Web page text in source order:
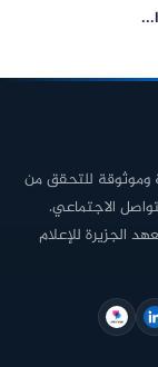
للتحقق من
الاجتماعي.
الجزيرة للإعلام